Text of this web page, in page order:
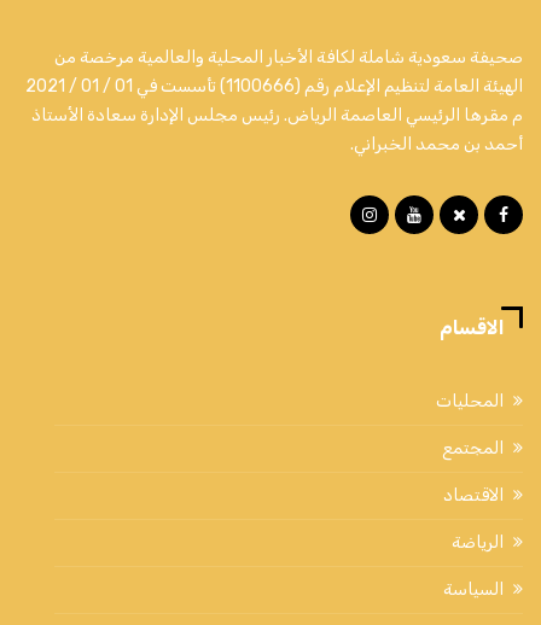
صحيفة سعودية شاملة لكافة الأخبار المحلية والعالمية مرخصة من
الهيئة العامة لتنظيم الإعلام رقم (1100666) تأسست في 01 / 01 / 2021
م مقرها الرئيسي العاصمة الرياض. رئيس مجلس الإدارة سعادة الأستاذ
أحمد بن محمد الخبراني.
الاقسام
المحليات
المجتمع
الاقتصاد
الرياضة
السياسة